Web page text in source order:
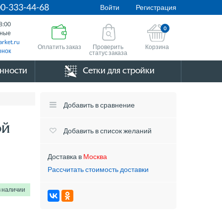
333-44-68 Войти Регистрация
Оплатить заказ
Проверить
статус заказа
0
Корзина
Сетки для стройки
наличии
Добавить в сравнение
Добавить в список желаний
Доставка в Москва
Рассчитать стоимость доставки